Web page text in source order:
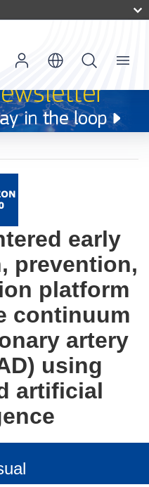
Menu
early
prevention,
platform
continuum
artery
using
artificial